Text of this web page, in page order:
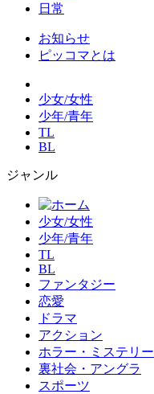
日常
お知らせ
ピッコマとは
少女/女性
少年/青年
TL
BL
ジャンル
少女/女性
少年/青年
TL
BL
ファンタジー
恋愛
ドラマ
アクション
ホラー・ミステリー
裏社会・アングラ
スポーツ